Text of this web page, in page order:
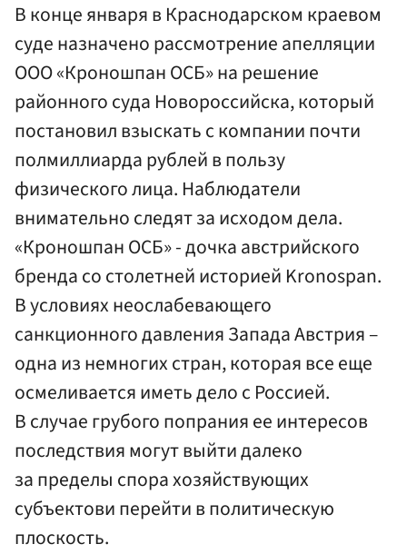
В конце января в Краснодарском краевом
суде назначено рассмотрение апелляции
ООО «Кроношпан ОСБ» на решение
районного суда Новороссийска, который
постановил взыскать с компании почти
полмиллиарда рублей в пользу
физического лица. Наблюдатели
внимательно следят за исходом дела.
«Кроношпан ОСБ» - дочка австрийского
бренда со столетней историей Kronospan.
В условиях неослабевающего
санкционного давления Запада Австрия –
одна из немногих стран, которая все еще
осмеливается иметь дело с Россией.
В случае грубого попрания ее интересов
последствия могут выйти далеко
за пределы спора хозяйствующих
субъектови перейти в политическую
плоскость.